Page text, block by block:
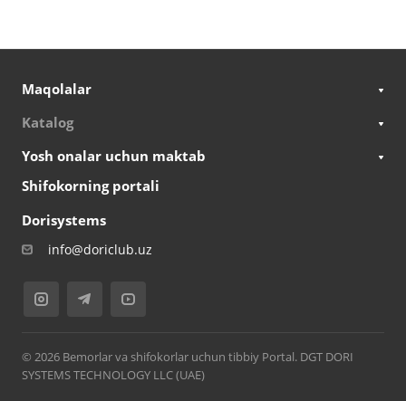
Maqolalar
Katalog
Yosh onalar uchun maktab
Shifokorning portali
Dorisystems
info@doriclub.uz
© 2026 Bemorlar va shifokorlar uchun tibbiy Portal. DGT DORI
SYSTEMS TECHNOLOGY LLC (UAE)